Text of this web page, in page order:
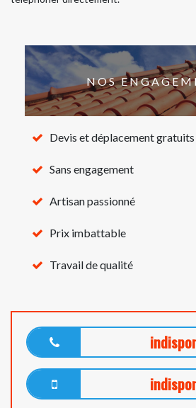
NOS
Devis et déplacement gratuits
Sans engagement
Artisan passionné
Prix imbattable
Travail de qualité